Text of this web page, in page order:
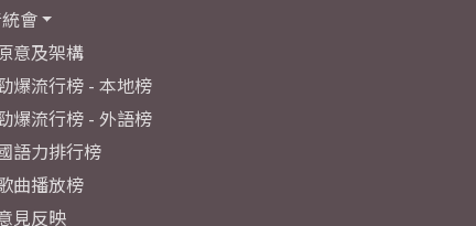
會
意及架構
爆流行榜 - 本地榜
爆流行榜 - 外語榜
語力排行榜
曲播放榜
見反映